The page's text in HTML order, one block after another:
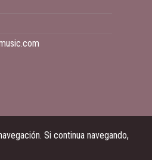
Si continua navegando,